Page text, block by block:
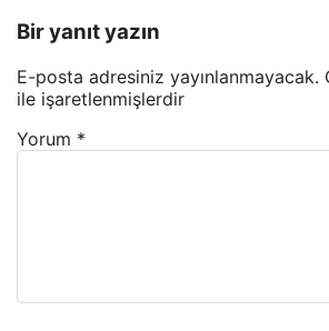
Bir yanıt yazın
E-posta adresiniz yayınlanmayacak.
ile işaretlenmişlerdir
Yorum *